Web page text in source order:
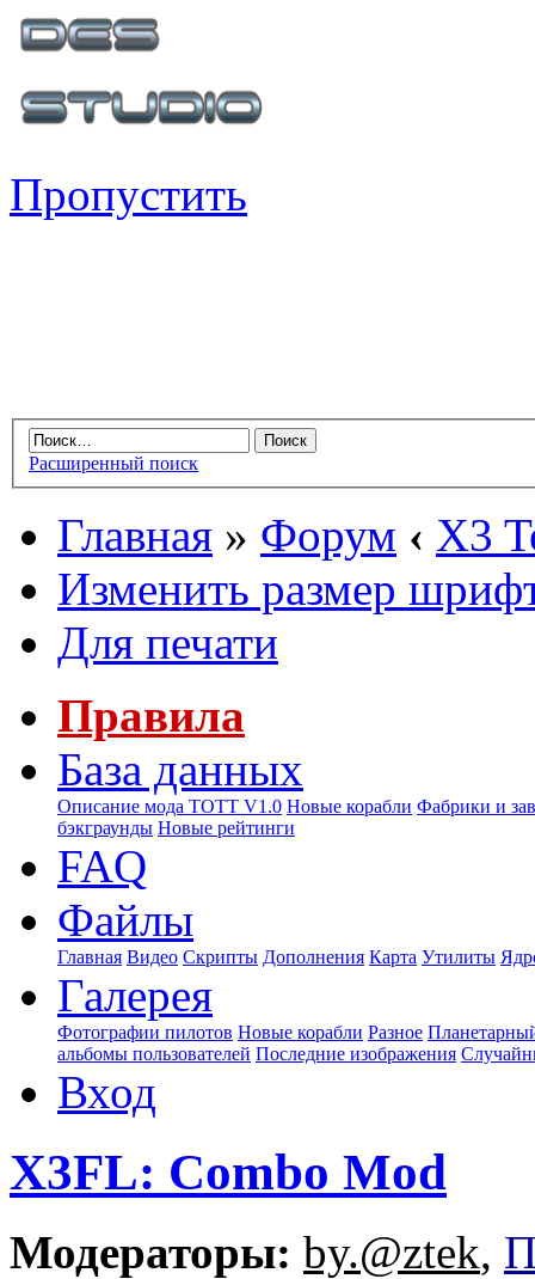
Пропустить
Расширенный поиск
Главная » Форум ‹ X3
Изменить размер
Для печати
Правила
База данных
Описание мода ТОТТ V1.0 Новые корабли Фабрики и
бэкграунды Новые рейтинги
FAQ
Файлы
Главная Видео Скрипты Дополнения Карта Утилиты
Галерея
Фотографии пилотов Новые корабли Разное
альбомы пользователей Последние изображения
Вход
X3FL: Combo Mod
Модераторы: by.@ztek,